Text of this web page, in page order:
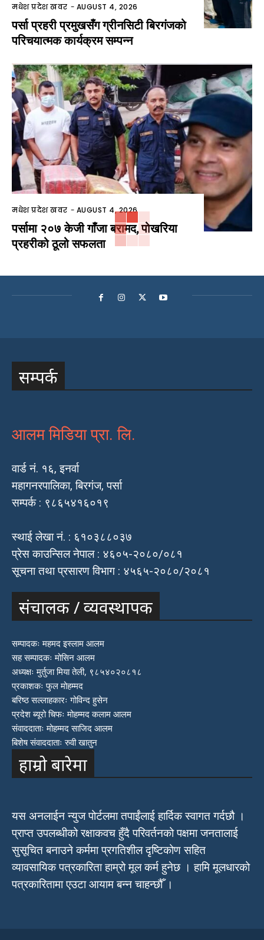
मधेश प्रदेश खवर - AUGUST 4, 2026
पर्सा प्रहरी प्रमुखसँग ग्रीनसिटी बिरगंजको
परिचयात्मक कार्यक्रम सम्पन्न
मधेश प्रदेश खवर - AUGUST 4, 2026
पर्सामा २०७ केजी गाँजा बरामद, पोखरिया
प्रहरीको ठूलो सफलता
सम्पर्क
आलम मिडिया प्रा. लि.
वार्ड नं. १६, इनर्वा
महागनरपालिका, बिरगंज, पर्सा
सम्पर्क : ९८६५४१६०१९
स्थाई लेखा नं. : ६१०३८८०३७
प्रेस काउन्सिल नेपाल : ४६०५-२०८०/०८१
सूचना तथा प्रसारण विभाग : ४५६५-२०८०/२०८१
संचालक / व्यवस्थापक
सम्पादकः महमद इस्लाम आलम
सह सम्पादकः मोसिन आलम
अध्यक्षः मुर्तुजा मिया तेली, ९८५४०२०८१८
प्रकाशकः फुल मोहम्मद
बरिष्ठ सल्लाहकारः गोविन्द हुसेन
प्रदेश ब्यूरो चिफः मोहम्मद कलाम आलम
संवाददाताः मोहम्मद साजिद आलम
बिशेष संवाददाताः रुवी खातुन
हाम्रो बारेमा
यस अनलाईन न्युज पोर्टलमा तपाईंलाई हार्दिक स्वागत गर्दछौ ।
प्राप्त उपलब्धीको रक्षाकवच हुँदै परिवर्तनको पक्षमा जनतालाई
सुसूचित बनाउने कर्ममा प्रगतिशील दृष्टिकोण सहित
व्यावसायिक पत्रकारिता हाम्रो मूल कर्म हुनेछ । हामि मूलधारको
पत्रकारितामा एउटा आयाम बन्न चाहन्छौँ ।